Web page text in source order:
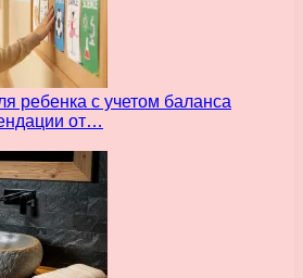
ребенка с учетом баланса
от…